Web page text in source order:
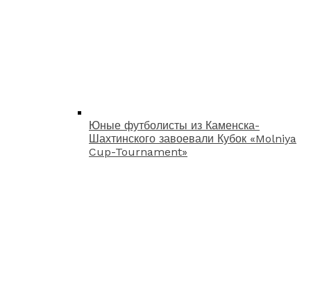
Юные футболисты из Каменска-
Шахтинского завоевали Кубок «Molniya
Cup-Tournament»